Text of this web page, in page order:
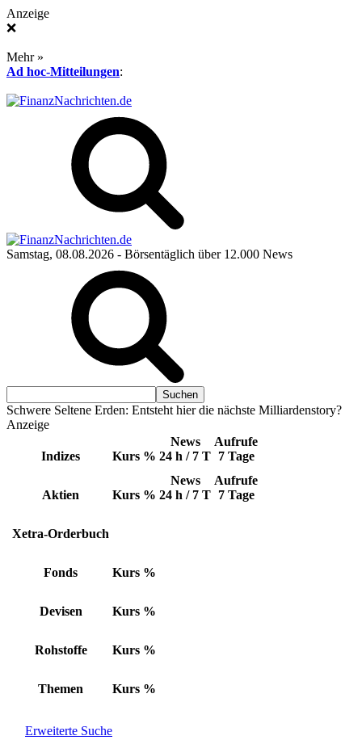
Anzeige
❌
Mehr »
Ad hoc-Mitteilungen:
Samstag, 08.08.2026 - Börsentäglich über 12.000 News
Schwere Seltene Erden: Entsteht hier die nächste Milliardenstory?
Anzeige
Indizes Kurs %
News
24 h / 7 T
Aufrufe
7 Tage
Aktien Kurs %
News
24 h / 7 T
Aufrufe
7 Tage
Xetra-Orderbuch
Fonds Kurs %
Devisen Kurs %
Rohstoffe Kurs %
Themen Kurs %
Erweiterte Suche